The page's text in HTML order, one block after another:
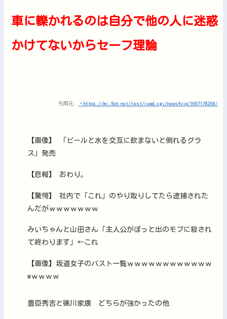
車に轢かれるのは自分で他の人に迷惑
かけてないからセーフ理論
引用元: ・https://mi.5ch.net/test/read.cgi/news4vip/1687178268/
【画像】 「ビールと水を交互に飲まないと倒れるグラ
ス」発売
【悲報】 おわり。
【驚愕】 社内で「これ」のやり取りしてたら逮捕された
んだがｗｗｗｗｗｗｗ
みいちゃんと山田さん「主人公がぽっと出のモブに殺され
て終わります」←これ
【画像】坂道女子のバスト一覧ｗｗｗｗｗｗｗｗｗｗｗｗ
wｗｗｗｗ
豊臣秀吉と徳川家康 どちらが強かったの他